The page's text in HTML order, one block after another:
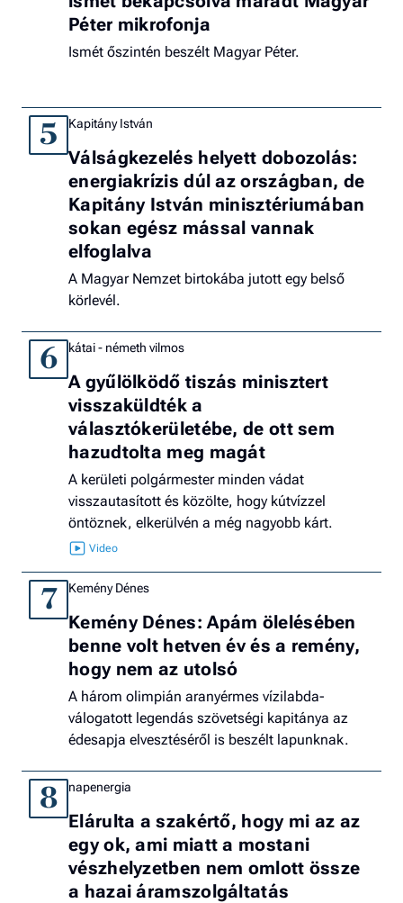
Péter mikrofonja
Ismét őszintén beszélt Magyar Péter.
5 Kapitány István
Válságkezelés helyett dobozolás:
energiakrízis dúl az országban, de
Kapitány István minisztériumában
sokan egész mással vannak
elfoglalva
A Magyar Nemzet birtokába jutott egy belső
körlevél.
6 kátai - németh vilmos
A gyűlölködő tiszás minisztert
visszaküldték a
választókerületébe, de ott sem
hazudtolta meg magát
A kerületi polgármester minden vádat
visszautasított és közölte, hogy kútvízzel
öntöznek, elkerülvén a még nagyobb kárt.
7 Kemény Dénes
Kemény Dénes: Apám ölelésében
benne volt hetven év és a remény,
hogy nem az utolsó
A három olimpián aranyérmes vízilabda-
válogatott legendás szövetségi kapitánya az
édesapja elvesztéséről is beszélt lapunknak.
8 napenergia
Elárulta a szakértő, hogy mi az az
egy ok, ami miatt a mostani
vészhelyzetben nem omlott össze
a hazai áramszolgáltatás